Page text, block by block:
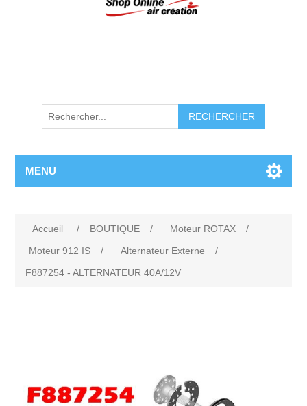
RECHERCHER
MENU
Accueil / BOUTIQUE / Moteur ROTAX
/
Moteur 912 IS
/ Alternateur Externe
/
F887254 - ALTERNATEUR 40A/12V